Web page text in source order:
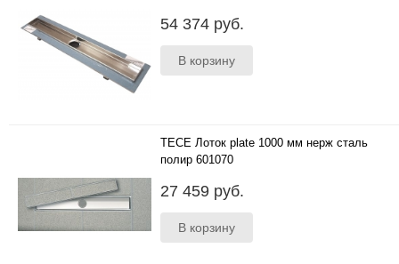
54 374 руб.
TECE Лоток plate 1000 мм нерж сталь
полир 601070
27 459 руб.